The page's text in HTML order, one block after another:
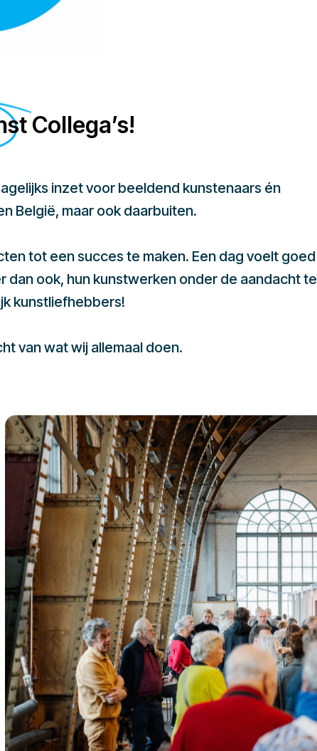
Collega’s!
inzet voor beeldend kunstenaars én
België, maar ook daarbuiten.
tot een succes te maken. Een dag voelt goed
dan ook, hun kunstwerken onder de aandacht te
kunstliefhebbers!
van wat wij allemaal doen.